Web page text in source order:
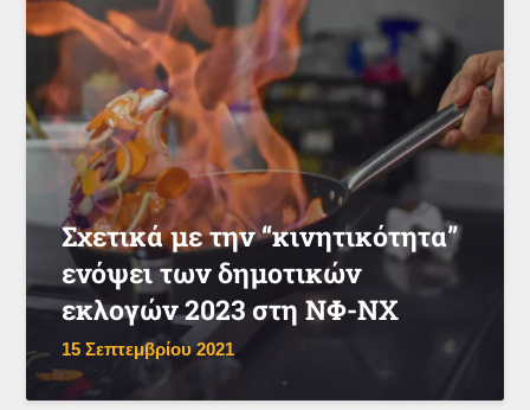
Σχετικά με την “κινητικότητα”
ενόψει των δημοτικών
εκλογών 2023 στη ΝΦ-ΝΧ
15 Σεπτεμβρίου 2021